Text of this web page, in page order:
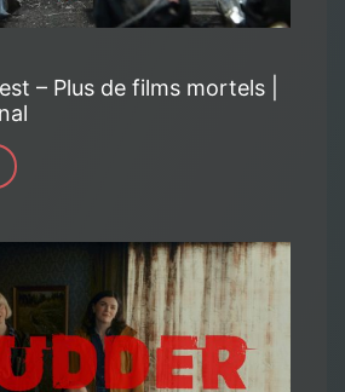
– Plus de films mortels |